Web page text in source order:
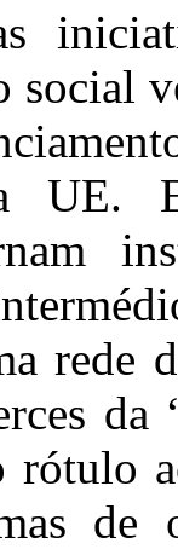
social
UE.
rede
da
rótulo
de